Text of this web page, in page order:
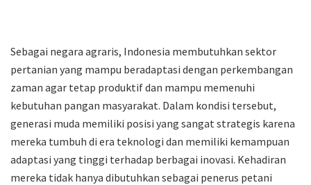
Sebagai negara agraris, Indonesia membutuhkan sektor
pertanian yang mampu beradaptasi dengan perkembangan
zaman agar tetap produktif dan mampu memenuhi
kebutuhan pangan masyarakat. Dalam kondisi tersebut,
generasi muda memiliki posisi yang sangat strategis karena
mereka tumbuh di era teknologi dan memiliki kemampuan
adaptasi yang tinggi terhadap berbagai inovasi. Kehadiran
mereka tidak hanya dibutuhkan sebagai penerus petani